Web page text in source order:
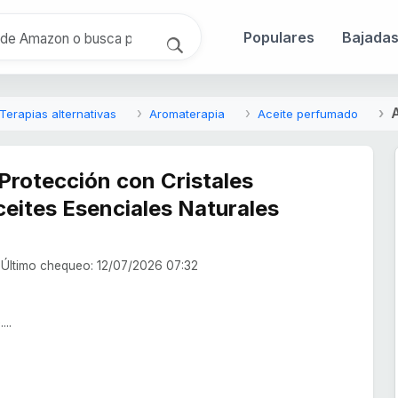
Populares Bajadas
Terapias alternativas Aromaterapia Aceite perfumado
con Cristales
Esenciales Naturales
chequeo: 12/07/2026 07:32